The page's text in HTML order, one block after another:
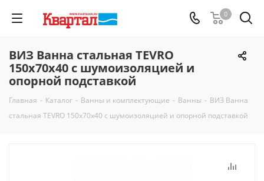
0
ВИЗ Ванна стальная TEVRO
150х70х40 с шумоизоляцией и
опорной подставкой
Главная - Каталог - Ванны и комплектующие - Ванны - ВИЗ Ванна
стальная TEVRO 150х70х40 с шумоизоляцией и опорной подставкой